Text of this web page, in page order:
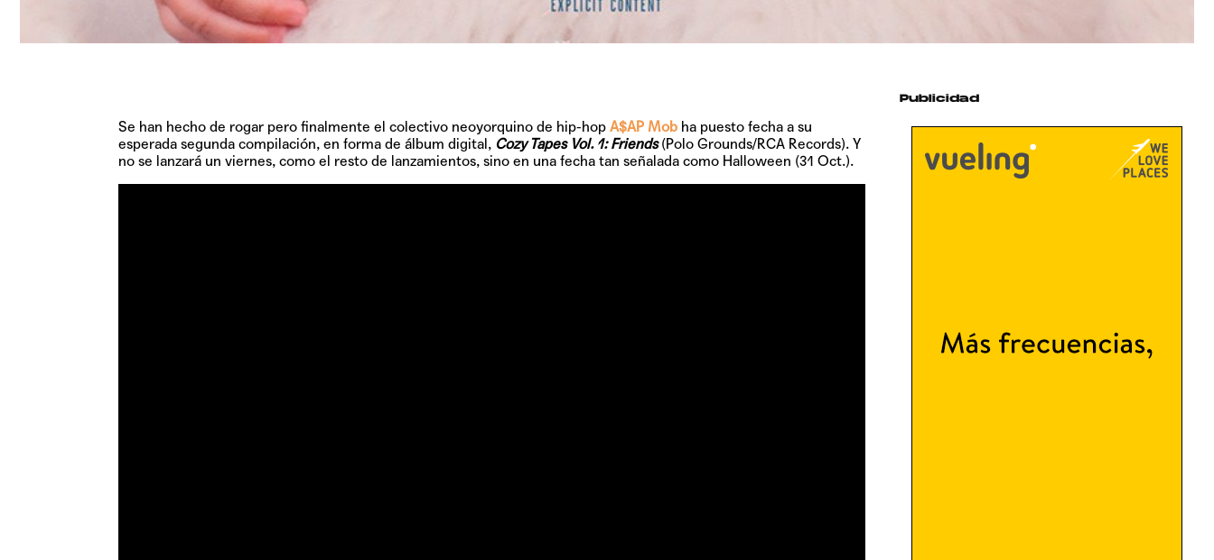
Se han hecho de rogar pero finalmente el colectivo neoyorquino de hip-hop A$AP Mobha puesto fecha a su
esperada segunda compilación, en forma de álbum digital,Cozy Tapes Vol. 1: Friends (Polo Grounds/RCA Records). Y
no se lanzará un viernes, como el resto de lanzamientos, sino en una fecha tan señalada como Halloween (31 Oct.).
Publicidad